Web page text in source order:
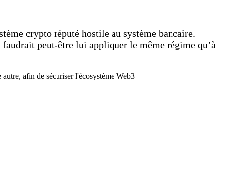
crypto réputé hostile au système bancaire.
peut-être lui appliquer le même régime qu’à
afin de sécuriser l'écosystème Web3